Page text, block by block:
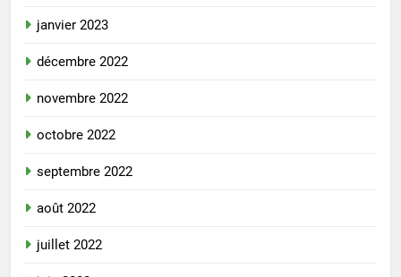
janvier 2023
décembre 2022
novembre 2022
octobre 2022
septembre 2022
août 2022
juillet 2022